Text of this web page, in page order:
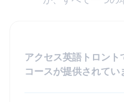
アクセス英語トロン
コースが提供されてい